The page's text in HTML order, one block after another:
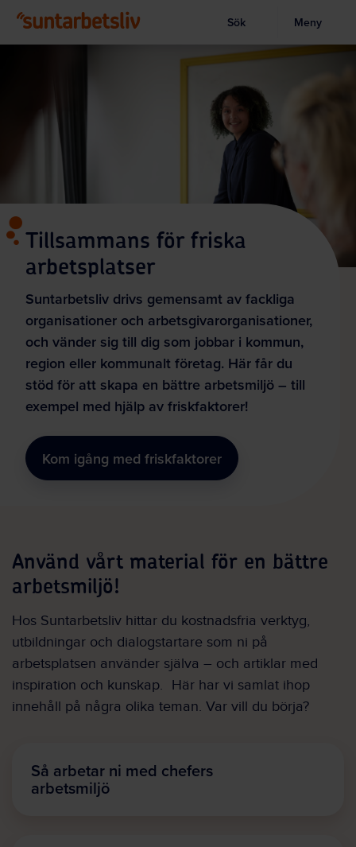
till
huvudinnehållet
Visa sökruta
Sök Meny
Tillsammans för friska
arbetsplatser
Suntarbetsliv drivs gemensamt av fackliga
organisationer och arbetsgivarorganisationer,
och vänder sig till dig som jobbar i kommun,
region eller kommunalt företag. Här får du
stöd för att skapa en bättre arbetsmiljö – till
exempel med hjälp av friskfaktorer!
Kom igång med friskfaktorer
Använd vårt material för en bättre
arbetsmiljö!
Hos Suntarbetsliv hittar du kostnadsfria verktyg,
utbildningar och dialogstartare som ni på
arbetsplatsen använder själva – och artiklar med
inspiration och kunskap. Här har vi samlat ihop
innehåll på några olika teman. Var vill du börja?
Så arbetar ni med chefers
arbetsmiljö